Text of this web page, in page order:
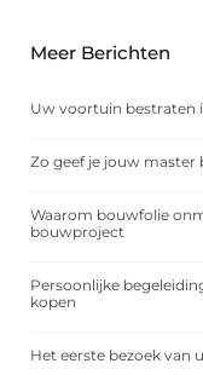
Meer Berichten
Uw voortuin bestraten
Zo geef je jouw master
Waarom bouwfolie
bouwproject
Persoonlijke
kopen
Het eerste bezoek van